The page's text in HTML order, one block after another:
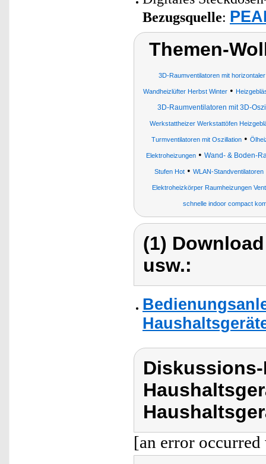
Bezugsquelle:
Themen-
3D-Raumventilatoren mit
Wandheizlüfter Herbst Winter•
3D-Raumventilatoren mit 3D-
Werkstattheizer Werkstattöfen
Turmventilatoren mit Oszillation •
Elektroheizungen • Wand- & Boden-
Stufen Hot • WLAN-Standventilatoren
Elektroheizkörper Raumheizungen
schnelle indoor compact
(1)
usw.:
[an error